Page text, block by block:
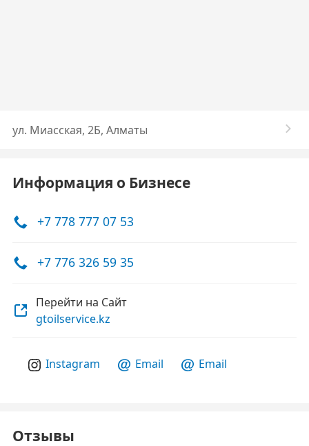
ул. ​Миасская, 2Б, Алматы
Информация о Бизнесе
+7 778 777 07 53
+7 776 326 59 35
Перейти на Сайт
gtoilservice.kz
Instagram Email Email
Отзывы